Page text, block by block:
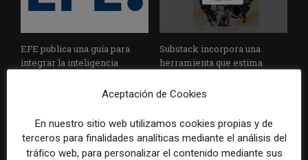
EFE publica una guía para
integrar la inteligencia
informativos con supervisión
Substack incorpora una
herramienta que estima
escrito con inteligencia
Aceptación de Cookies
En nuestro sitio web utilizamos cookies propias y de
terceros para finalidades analíticas mediante el análisis del
tráfico web, para personalizar el contenido mediante sus